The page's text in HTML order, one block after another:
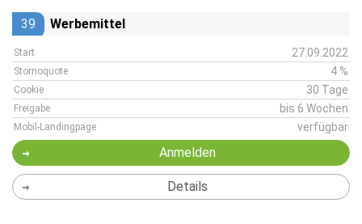
39 Werbemittel
Start 27.09.2022
Stornoquote 4 %
Cookie 30 Tage
Freigabe bis 6 Wochen
Mobil-Landingpage verfügbar
Anmelden
Details